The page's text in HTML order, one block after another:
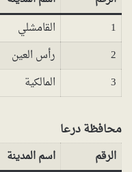
1
القامشلي
2
رأس العين
3
المالكية
محافظة درعا
الرقم اسم المدينة